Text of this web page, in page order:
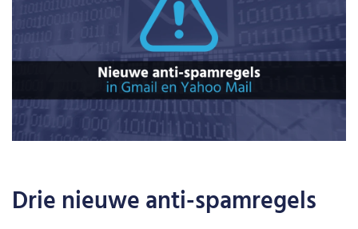
Drie nieuwe anti-spamregels